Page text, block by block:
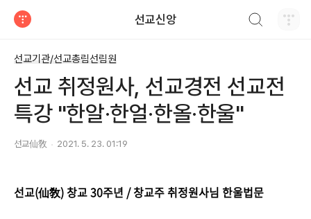
선교신앙
선교기관/선교총림선림원
선교 취정원사, 선교경전 선교전
특강 "한알·한얼·한올·한울"
선교仙敎 2021. 5. 23. 01:19
선교(仙敎) 창교 30주년 / 창교주 취정원사님 한울법문